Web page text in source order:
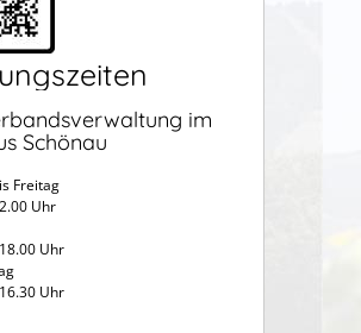
im
Schönau
Freitag
Uhr
Uhr
Uhr